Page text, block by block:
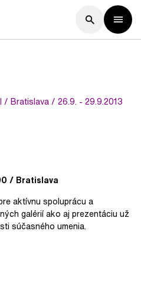
Bratislava / 26.9. - 29.9.2013
/ Bratislava
aktívnu spoluprácu a
galérií ako aj prezentáciu už
súčasného umenia.